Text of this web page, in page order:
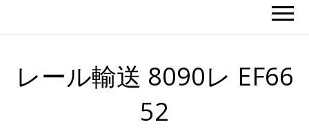
レール輸送 8090レ EF66
52